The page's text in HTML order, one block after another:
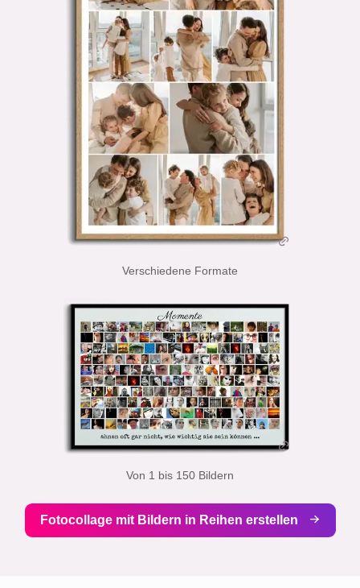
Verschiedene Formate
Von 1 bis 150 Bildern
Fotocollage mit Bildern in Reihen erstellen